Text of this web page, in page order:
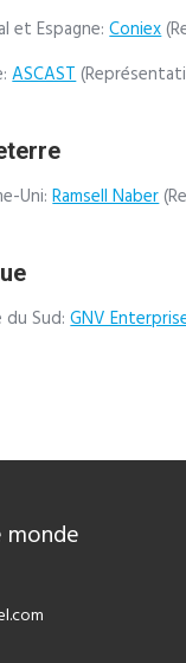
et Espagne:Coniex
ASCAST
Uni:Ramsell Naber
du Sud:GNV
monde